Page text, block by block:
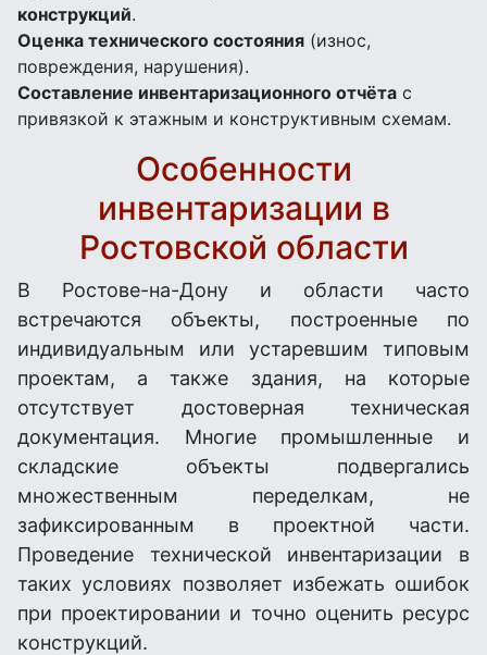
конструкций.
Оценка технического состояния (износ,
повреждения, нарушения).
Составление инвентаризационного отчёта с
привязкой к этажным и конструктивным схемам.
Особенности
инвентаризации в
Ростовской области
В Ростове-на-Дону и области часто
встречаются объекты, построенные по
индивидуальным или устаревшим типовым
проектам, а также здания, на которые
отсутствует достоверная техническая
документация. Многие промышленные и
складские объекты подвергались
множественным переделкам, не
зафиксированным в проектной части.
Проведение технической инвентаризации в
таких условиях позволяет избежать ошибок
при проектировании и точно оценить ресурс
конструкций.